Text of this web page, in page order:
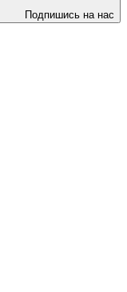
Подпишись на нас